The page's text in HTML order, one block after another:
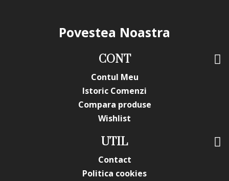
Povestea Noastra
CONT
Contul Meu
Istoric Comenzi
Compara produse
Wishlist
UTIL
Contact
Politica cookies